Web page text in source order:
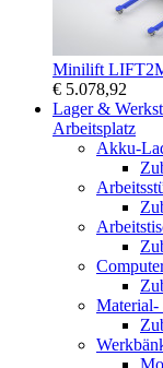
Minilift
€ 5.078,92
Lager &
Arbeitsplatz
Akku-
Material-